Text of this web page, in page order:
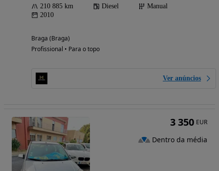
210 885 km Diesel
Manual
2010
Braga (Braga)
Profissional • Para o topo
Ver anúncios
3 350 EUR
Dentro da média